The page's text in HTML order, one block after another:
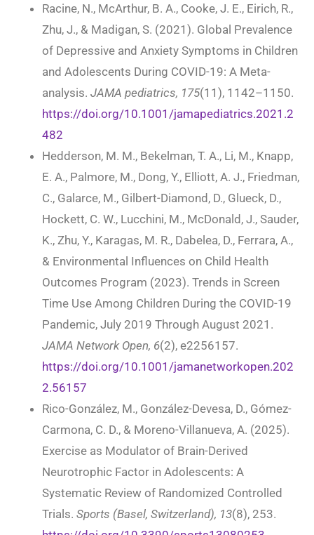
Racine, N., McArthur, B. A., Cooke, J. E., Eirich, R.,
Zhu, J., & Madigan, S. (2021). Global Prevalence
of Depressive and Anxiety Symptoms in Children
and Adolescents During COVID-19: A Meta-
analysis. JAMA pediatrics, 175(11), 1142–1150.
https://doi.org/10.1001/jamapediatrics.2021.2
482
Hedderson, M. M., Bekelman, T. A., Li, M., Knapp,
E. A., Palmore, M., Dong, Y., Elliott, A. J., Friedman,
C., Galarce, M., Gilbert-Diamond, D., Glueck, D.,
Hockett, C. W., Lucchini, M., McDonald, J., Sauder,
K., Zhu, Y., Karagas, M. R., Dabelea, D., Ferrara, A.,
& Environmental Influences on Child Health
Outcomes Program (2023). Trends in Screen
Time Use Among Children During the COVID-19
Pandemic, July 2019 Through August 2021.
JAMA Network Open, 6(2), e2256157.
https://doi.org/10.1001/jamanetworkopen.202
2.56157
Rico-González, M., González-Devesa, D., Gómez-
Carmona, C. D., & Moreno-Villanueva, A. (2025).
Exercise as Modulator of Brain-Derived
Neurotrophic Factor in Adolescents: A
Systematic Review of Randomized Controlled
Trials. Sports (Basel, Switzerland), 13(8), 253.